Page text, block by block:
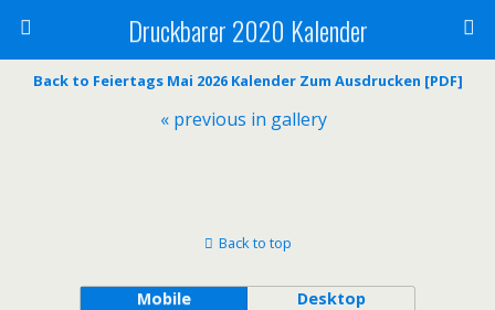
Druckbarer 2020 Kalender
Back to Feiertags Mai 2026 Kalender Zum Ausdrucken [PDF]
« previous in gallery
Back to top
Mobile Desktop